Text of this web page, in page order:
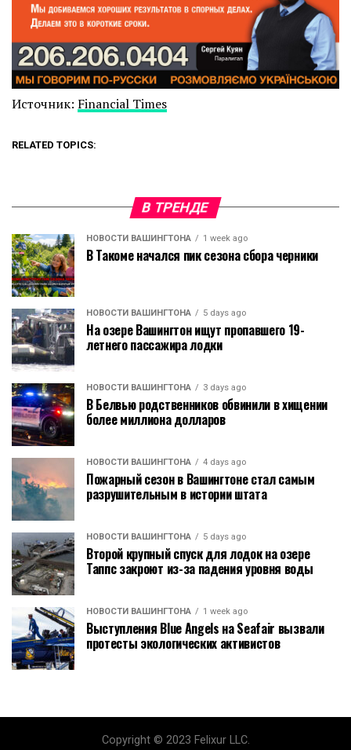
Источник: Financial Times
RELATED TOPICS:
В ТРЕНДЕ
НОВОСТИ ВАШИНГТОНА 1 week ago
В Такоме начался пик сезона сбора черники
НОВОСТИ ВАШИНГТОНА 5 days ago
На озере Вашингтон ищут пропавшего 19-
летнего пассажира лодки
НОВОСТИ ВАШИНГТОНА 3 days ago
В Белвью родственников обвинили в хищении
более миллиона долларов
НОВОСТИ ВАШИНГТОНА 4 days ago
Пожарный сезон в Вашингтоне стал самым
разрушительным в истории штата
НОВОСТИ ВАШИНГТОНА 5 days ago
Второй крупный спуск для лодок на озере
Таппс закроют из-за падения уровня воды
НОВОСТИ ВАШИНГТОНА 1 week ago
Выступления Blue Angels на Seafair вызвали
протесты экологических активистов
Copyright © 2023 Felixur LLC.